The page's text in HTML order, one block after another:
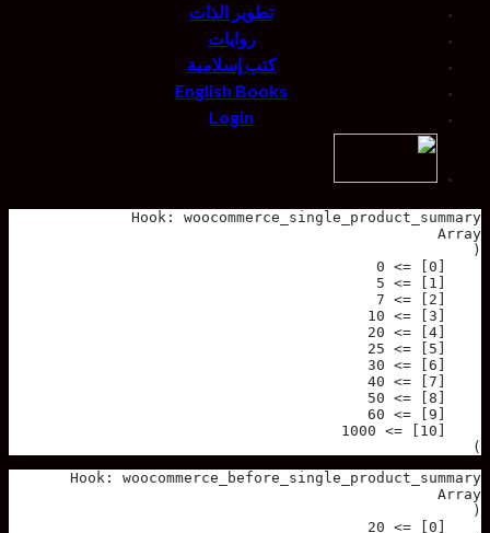
تطوير الذات
روايات
كتب إسلامية
English Books
Login
)